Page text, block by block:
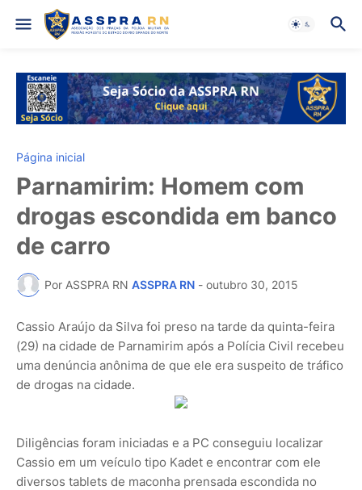
Página inicial
Parnamirim: Homem com
drogas escondida em banco
de carro
Por ASSPRA RN ASSPRA RN - outubro 30, 2015
Cassio Araújo da Silva foi preso na tarde da quinta-feira
(29) na cidade de Parnamirim após a Polícia Civil recebeu
uma denúncia anônima de que ele era suspeito de tráfico
de drogas na cidade.
Diligências foram iniciadas e a PC conseguiu localizar
Cassio em um veículo tipo Kadet e encontrar com ele
diversos tablets de maconha prensada escondida no